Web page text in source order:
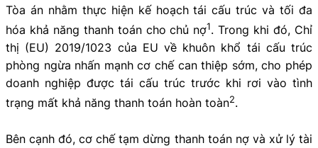
Tòa án nhằm thực hiện kế hoạch tái cấu trúc và tối đa
hóa khả năng thanh toán cho chủ nợ1. Trong khi đó, Chỉ
thị (EU) 2019/1023 của EU về khuôn khổ tái cấu trúc
phòng ngừa nhấn mạnh cơ chế can thiệp sớm, cho phép
doanh nghiệp được tái cấu trúc trước khi rơi vào tình
trạng mất khả năng thanh toán hoàn toàn2.
Bên cạnh đó, cơ chế tạm dừng thanh toán nợ và xử lý tài